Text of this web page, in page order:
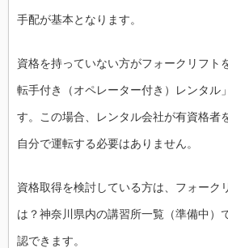
手配が基本となります。
資格を持っていない方がフォークリフト
転手付き（オペレーター付き）レンタル
す。この場合、レンタル会社が有資格者
自分で運転する必要はありません。
資格取得を検討している方は、フォーク
は？神奈川県内の講習所一覧（準備中）
認できます。